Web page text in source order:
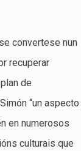
convertese nun
recuperar
de
“un aspecto
en numerosos
culturais que